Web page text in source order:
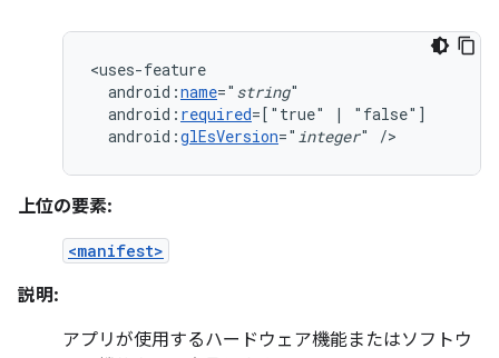
android:name=" string
android: required=["true" |
android:glEsVersion=" integer" />
上位の要素:
<manifest>
説明:
アプリが使用するハードウェア機能またはソフトウ